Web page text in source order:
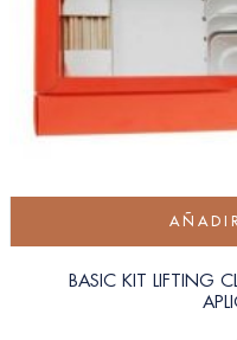
BASIC KIT LIFTING